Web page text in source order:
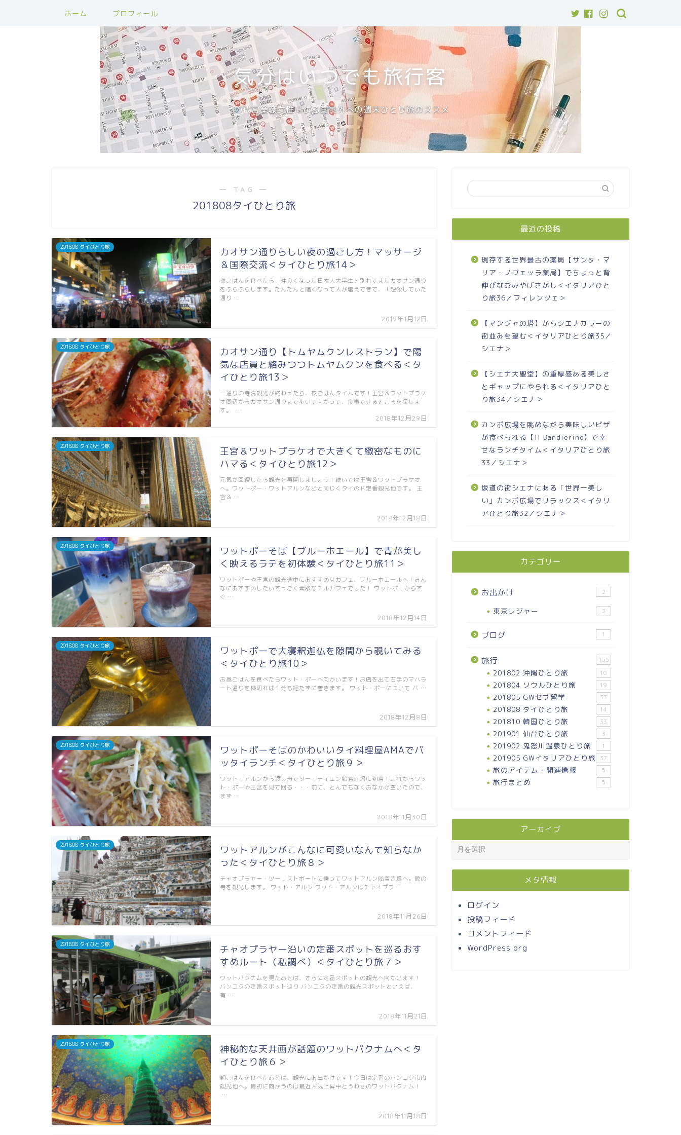
ホーム プロフィール
気分はいつでも旅行客
20代営業職女性による国内外への週末ひとり旅のススメ
― TAG ―
201808タイひとり旅
201808 タイひとり旅
カオサン通りらしい夜の過ごし方！マッサージ
＆国際交流＜タイひとり旅14＞
2019年1月12日
夜ごはんを食べたら、仲良くなった日本人大学生と別れてまたカオサン通り
をふらふらします。だんだんと暗くなって人が増えてきて、「想像していた
通り …
201808 タイひとり旅
カオサン通り【トムヤムクンレストラン】で陽
気な店員と絡みつつトムヤムクンを食べる＜タ
イひとり旅13＞
2018年12月29日
一通りの寺院観光が終わったら、夜ごはんタイムです！王宮＆ワットプラケ
オ周辺からカオサン通りまで歩いて向かって、食事できるところを探しま
す。 …
201808 タイひとり旅
王宮＆ワットプラケオで大きくて緻密なものに
ハマる＜タイひとり旅12＞
2018年12月18日
元気が回復したら観光を再開しましょう！続いては王宮＆ワットプラケオ
へ。ワットポー・ワットアルンなどと同じくタイのド定番観光地です。 王
宮＆ …
201808 タイひとり旅
ワットポーそば【ブルーホエール】で青が美し
く映えるラテを初体験＜タイひとり旅11＞
2018年12月14日
ワットポーや王宮の観光途中におすすめなカフェ、ブルーホエールへ！みん
なにおすすめしたいすっごく素敵なチルカフェでした！ ワットポーからす
ぐ …
201808 タイひとり旅
ワットポーで大寝釈迦仏を隙間から覗いてみる
＜タイひとり旅10＞
2018年12月8日
お昼ごはんを食べたらワット・ポーへ向かいます！お店を出て右手のマハラ
ート通りを横切れば１分も経たずに着きます。 ワット・ポーについて バ …
201808 タイひとり旅
ワットポーそばのかわいいタイ料理屋AMAでパ
ッタイランチ＜タイひとり旅９＞
2018年11月30日
ワット・アルンから渡し舟でター・ティエン船着き場に到着！これからワッ
ト・ポーや王宮を見て回る・・・前に、とんでもなくおなかが空いたので、
まず …
201808 タイひとり旅
ワットアルンがこんなに可愛いなんて知らなか
った＜タイひとり旅８＞
2018年11月26日
チャオプラヤー・ツーリストボートに乗ってワットアルン船着き場へ。暁の
寺を観光します。 ワット・アルン ワット・アルンはチャオプラ …
201808 タイひとり旅
チャオプラヤー沿いの定番スポットを巡るおす
すめルート（私調べ）＜タイひとり旅７＞
2018年11月21日
ワットパクナムを見たあとは、さらに定番スポットの観光へ向かいます！
バンコクの定番スポット巡り バンコクの定番の観光スポットといえば、
有 …
201808 タイひとり旅
神秘的な天井画が話題のワットパクナムへ＜タ
イひとり旅６＞
2018年11月18日
朝ごはんを食べたあとは、観光にお出かけです！今日は定番のバンコク市内
観光地へ。最初に向かうのは最近人気上昇中とうわさのワットパクナム！
…
最近の投稿
現存する世界最古の薬局【サンタ・マ
リア・ノヴェッラ薬局】でちょっと背
伸びなおみやげさがし＜イタリアひと
り旅36／フィレンツェ＞
【マンジャの塔】からシエナカラーの
街並みを望む＜イタリアひとり旅35／
シエナ＞
【シエナ大聖堂】の重厚感ある美しさ
とギャップにやられる＜イタリアひと
り旅34／シエナ＞
カンポ広場を眺めながら美味しいピザ
が食べられる【Il Bandierino】で幸
せなランチタイム＜イタリアひとり旅
33／シエナ＞
坂道の街シエナにある「世界一美し
い」カンポ広場でリラックス＜イタリ
アひとり旅32／シエナ＞
カテゴリー
お出かけ 2
東京レジャー 2
ブログ 1
旅行 155
201802 沖縄ひとり旅 10
201804 ソウルひとり旅 19
201805 GWセブ留学 33
201808 タイひとり旅 14
201810 韓国ひとり旅 33
201901 仙台ひとり旅 3
201902 鬼怒川温泉ひとり旅 1
201905 GWイタリアひとり旅 37
旅のアイテム・関連情報 5
旅行まとめ 5
アーカイブ
メタ情報
ログイン
投稿フィード
コメントフィード
WordPress.org